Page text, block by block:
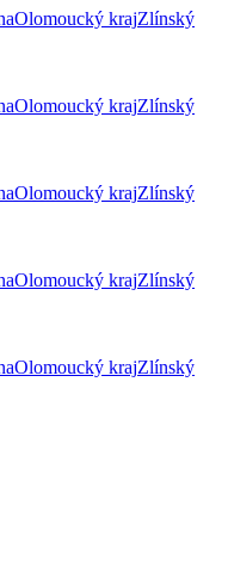
Olomoucký krajZlínský
Olomoucký krajZlínský
Olomoucký krajZlínský
Olomoucký krajZlínský
Olomoucký krajZlínský